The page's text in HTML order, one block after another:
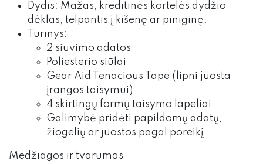
Dydis: Mažas, kreditinės kortelės dydžio
dėklas, telpantis į kišenę ar piniginę.
Turinys:
2 siuvimo adatos
Poliesterio siūlai
Gear Aid Tenacious Tape (lipni juosta
įrangos taisymui)
4 skirtingų formų taisymo lapeliai
Galimybė pridėti papildomų adatų,
žiogelių ar juostos pagal poreikį
Medžiagos ir tvarumas